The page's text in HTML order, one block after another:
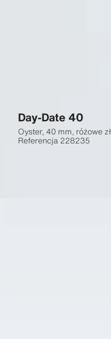
Day-Date 40
Oyster, 40 mm, różowe
Referencja 228235